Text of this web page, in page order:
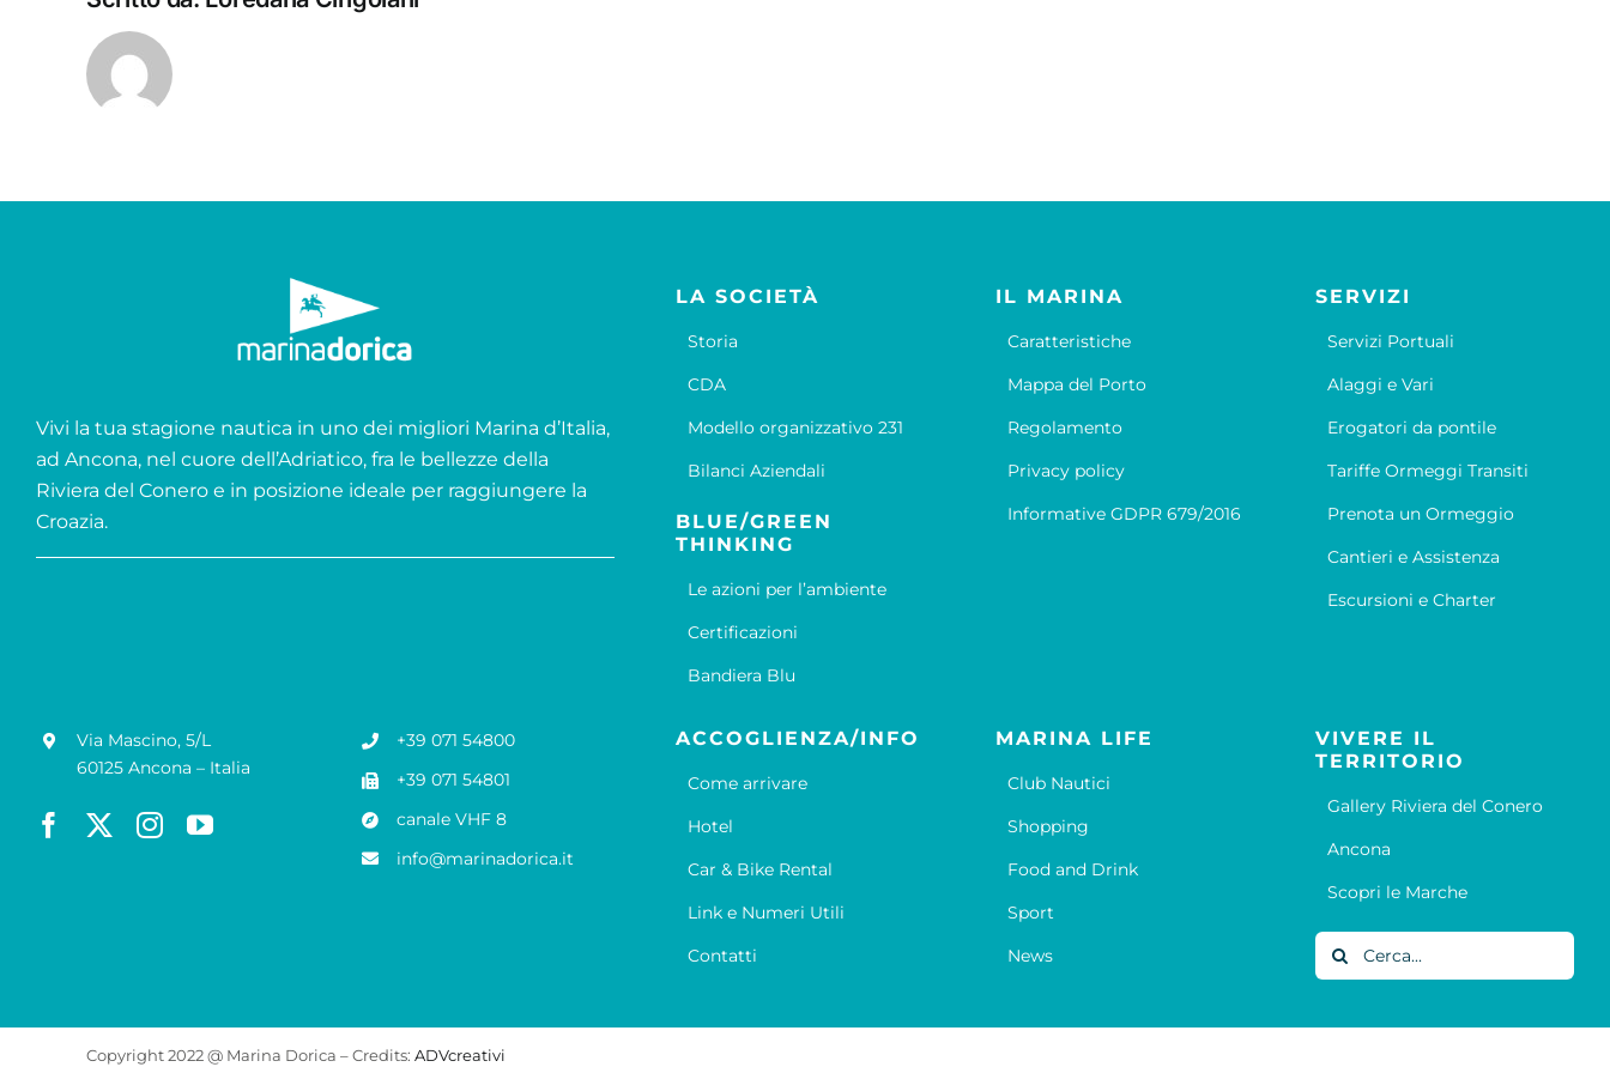
Vivi la tua stagione nautica in uno dei migliori Marina d’Italia,
ad Ancona, nel cuore dell’Adriatico, fra le bellezze della
Riviera del Conero e in posizione ideale per raggiungere la
Croazia.
LA SOCIETÀ
Storia
CDA
Modello organizzativo 231
Bilanci Aziendali
BLUE/GREEN
THINKING
Le azioni per l’ambiente
Certificazioni
Bandiera Blu
IL MARINA
Caratteristiche
Mappa del Porto
Regolamento
Privacy policy
Informative GDPR 679/2016
SERVIZI
Servizi Portuali
Alaggi e Vari
Erogatori da pontile
Tariffe Ormeggi Transiti
Prenota un Ormeggio
Cantieri e Assistenza
Escursioni e Charter
Via Mascino, 5/L
60125 Ancona – Italia
+39 071 54800
+39 071 54801
canale VHF 8
info@marinadorica.it
ACCOGLIENZA/INFO
Come arrivare
Hotel
Car & Bike Rental
Link e Numeri Utili
Contatti
MARINA LIFE
Club Nautici
Shopping
Food and Drink
Sport
News
VIVERE IL
TERRITORIO
Gallery Riviera del Conero
Ancona
Scopri le Marche
Cerca
per:
Copyright 2022 @ Marina Dorica – Credits: ADVcreativi